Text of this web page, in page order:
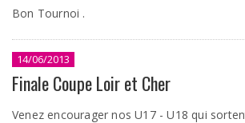
Bon Tournoi .
14/06/2013
Finale Coupe Loir et Cher
Venez encourager nos U17 - U18 qui